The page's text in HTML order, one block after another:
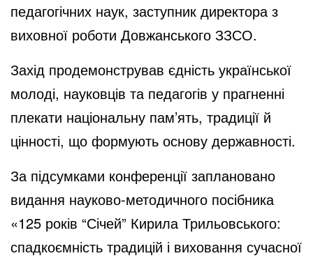
педагогічних наук, заступник директора з
виховної роботи Довжанського ЗЗСО.
Захід продемонстрував єдність української
молоді, науковців та педагогів у прагненні
плекати національну пам’ять, традиції й
цінності, що формують основу державності.
За підсумками конференції заплановано
видання науково-методичного посібника
«125 років “Січей” Кирила Трильовського:
спадкоємність традицій і виховання сучасної